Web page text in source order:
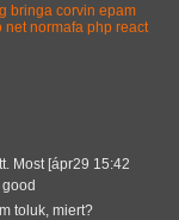
bringa corvin epam
net normafa php react
Most [ápr29 15:42
toluk, miert?